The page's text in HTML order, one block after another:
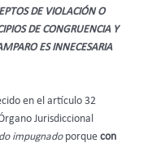
DE VIOLACIÓN O
DE CONGRUENCIA Y
ES INNECESARIA
en el artículo 32
Jurisdiccional
impugnado porque con